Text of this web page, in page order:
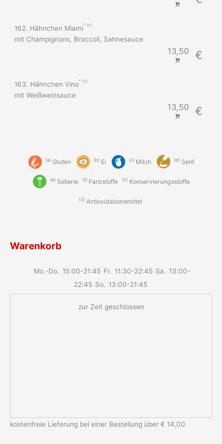
162. Hähnchen Miami c
mit Champignons, Broccoli, Sahnesauce
13,50 €
163. Hähnchen Vino c
mit Weißweinsauce
13,50 €
a Gluten b Ei c Milch d Senf
e Sellerie 1 Farbstoffe 2 Konservierungsstoffe
3 Antioxidationsmittel
Warenkorb
Mo.-Do. 15:00-21:45 Fr. 11:30-22:45 Sa. 13:00-
22:45 So. 13:00-21:45
zur Zeit geschlossen
kostenfreie Lieferung bei einer Bestellung über € 14,00